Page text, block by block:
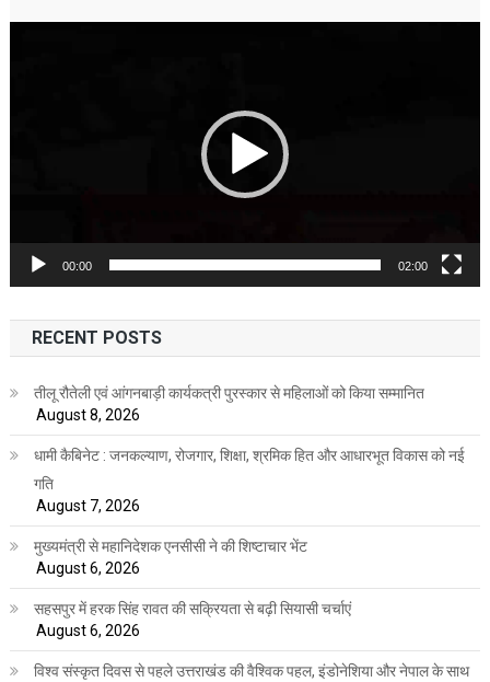
00:00 02:00
RECENT POSTS
तीलू रौतेली एवं आंगनबाड़ी कार्यकत्री पुरस्कार से महिलाओं को किया सम्मानित
August 8, 2026
धामी कैबिनेट : जनकल्याण, रोजगार, शिक्षा, श्रमिक हित और आधारभूत विकास को नई
गति
August 7, 2026
मुख्यमंत्री से महानिदेशक एनसीसी ने की शिष्टाचार भेंट
August 6, 2026
सहसपुर में हरक सिंह रावत की सक्रियता से बढ़ी सियासी चर्चाएं
August 6, 2026
विश्व संस्कृत दिवस से पहले उत्तराखंड की वैश्विक पहल, इंडोनेशिया और नेपाल के साथ